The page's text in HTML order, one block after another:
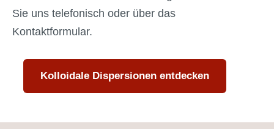
Sie uns telefonisch oder über das
Kontaktformular.
Kolloidale Dispersionen entdecken